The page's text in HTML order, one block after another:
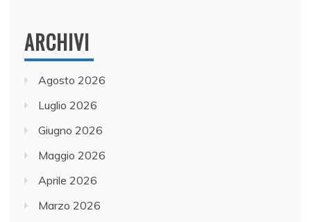
ARCHIVI
Agosto 2026
Luglio 2026
Giugno 2026
Maggio 2026
Aprile 2026
Marzo 2026